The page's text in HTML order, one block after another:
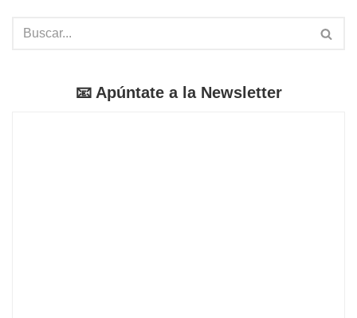
📧 Apúntate a la Newsletter